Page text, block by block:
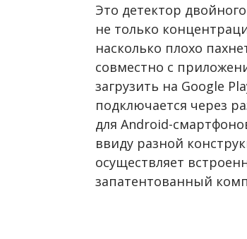
Это детектор
не только
насколько плохо
совместно с
загрузить на Google
подключается через
для Android-
ввиду разной
осуществляет
запатентованный